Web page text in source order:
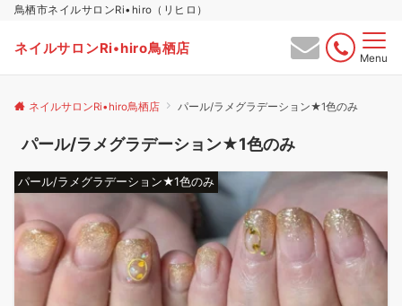
鳥栖市ネイルサロンRi•hiro（リヒロ）
ネイルサロンRi•hiro鳥栖店
Menu
ネイルサロンRi•hiro鳥栖店 パール/ラメグラデーション★1色のみ
パール/ラメグラデーション★1色のみ
パール/ラメグラデーション★1色のみ